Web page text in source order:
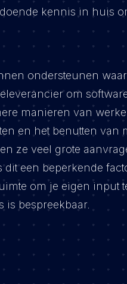
kennis in huis
ondersteunen
om
manieren van
en het benutten van
ze veel grote
een beperkende
om je eigen input
bespreekbaar.